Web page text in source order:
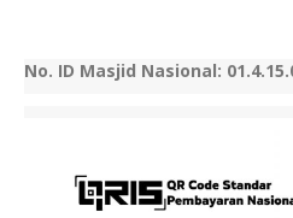
No. ID Masjid Nasional: